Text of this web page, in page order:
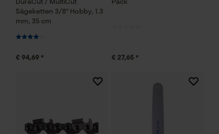
DuraCut / MultiCut
Sägeketten 3/8" Hobby, 1.3
mm, 35 cm
€ 94,69 *
Pack
€ 27,65 *